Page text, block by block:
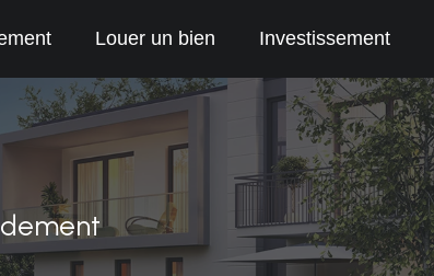
Louer un bien Investissement